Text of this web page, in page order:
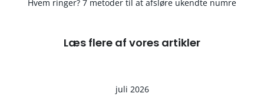
Hvem ringer? 7 metoder til at afsløre ukendte numre
Læs flere af vores artikler
juli 2026